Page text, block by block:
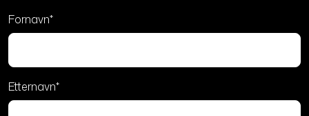
Fornavn*
Etternavn*